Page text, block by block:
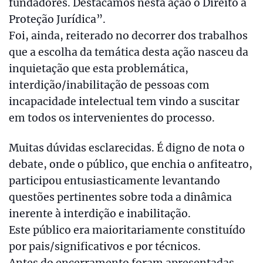
fundadores. Destacamos nesta ação o Direito à
Proteção Jurídica”.
Foi, ainda, reiterado no decorrer dos trabalhos
que a escolha da temática desta ação nasceu da
inquietação que esta problemática,
interdição/inabilitação de pessoas com
incapacidade intelectual tem vindo a suscitar
em todos os intervenientes do processo.
Muitas dúvidas esclarecidas. É digno de nota o
debate, onde o público, que enchia o anfiteatro,
participou entusiasticamente levantando
questões pertinentes sobre toda a dinâmica
inerente à interdição e inabilitação.
Este público era maioritariamente constituído
por pais/significativos e por técnicos.